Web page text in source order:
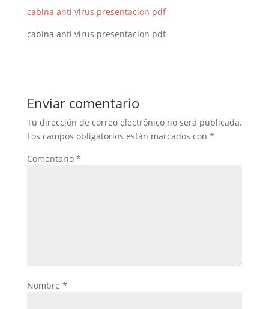
cabina anti virus presentacion pdf
cabina anti virus presentacion pdf
Enviar comentario
Tu dirección de correo electrónico no será publicada.
Los campos obligatorios están marcados con *
Comentario *
Nombre *